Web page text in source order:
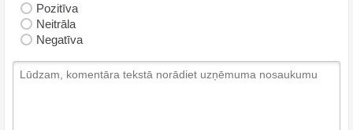
Pozitīva
Neitrāla
Negatīva